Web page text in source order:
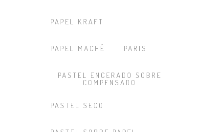
PAPEL KRAFT
PAPEL MACHÊ PARIS
PASTEL ENCERADO SOBRE
COMPENSADO
PASTEL SECO